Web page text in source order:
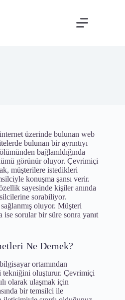
internet üzerinde bulunan web
bulunan bir ayrıntıyı
bağlanıldığında
görünür oluyor. Çevrimiçi
müşterilere istedikleri
konuşma şansı verir.
sayesinde kişiler anında
sorabiliyor.
oluyor. Müşteri
ise sorular bir süre sonra yanıt
Ne Demek?
bilgisayar ortamından
tekniğini oluşturur. Çevrimiçi
olarak ulaşmak için
bir temsilci ile